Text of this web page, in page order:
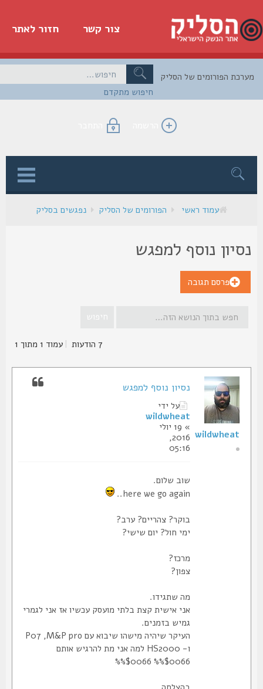
חזור לאתר צור קשר
חיפוש מתקדם
הפורומים של הסליק
הרשמה התחבר
עמוד ראשי הפורומים של הסליק נפגשים בסליק
נוסף למפגש
פרסם תגובה
|עמוד1מתוך1
נסיון נוסף למפגש
על ידי
wildwheat
» 19 יולי
2016,
05:16
שוב שלום.
here we go again..
בוקר? צהריים? ערב?
ימי חול? יום שישי?
מרכז?
צפון?
מה שתגידו.
אני אישית קצת בלתי מועסק עכשיו אז אני לגמרי
גמיש בזמנים.
העיקר שיהיה מישהו שיבוא עם P07 ,M&P pro
ו- HS2000 למה אני מת להרגיש אותם
%%$0066 %%$0066
wildwheat